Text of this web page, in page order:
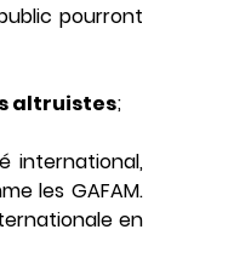
pourront
altruistes;
international,
les GAFAM.
en